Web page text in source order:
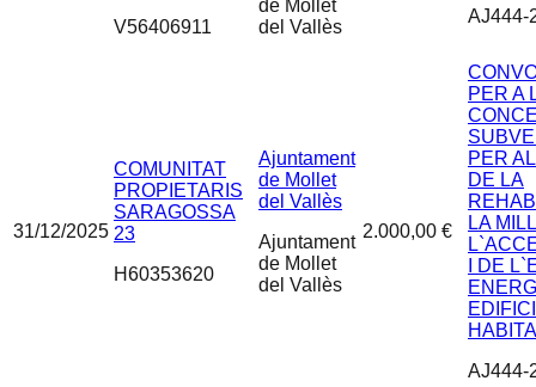
V56406911
de Mollet
del Vallès
AJ444-
31/12/2025
COMUNITAT
PROPIETARIS
SARAGOSSA
23
H60353620
Ajuntament
de Mollet
del Vallès
Ajuntament
de Mollet
del Vallès
2.000,00 €
PER A
PER
DE LA
LA
I DE
AJ444-